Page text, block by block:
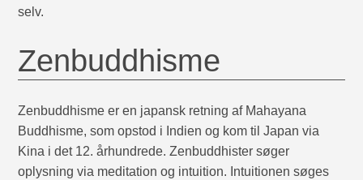
selv.
Zenbuddhisme
Zenbuddhisme er en japansk retning af Mahayana
Buddhisme, som opstod i Indien og kom til Japan via
Kina i det 12. århundrede. Zenbuddhister søger
oplysning via meditation og intuition. Intuitionen søges